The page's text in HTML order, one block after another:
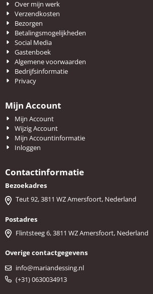
Over mijn werk
Verzendkosten
Bezorgen
Betalingsmogelijkheden
Social Media
Gastenboek
Algemene voorwaarden
Bedrijfsinformatie
Privacy
Mijn Account
Mijn Account
Wijzig Account
Mijn Accountinformatie
Inloggen
Contactinformatie
Bezoekadres
Teut 92, 3811 WZ Amersfoort, Nederland
Postadres
Flintsteeg 6, 3811 WZ Amersfoort, Nederland
Overige contactgegevens
info@mariandessing.nl
(+31) 0630034913